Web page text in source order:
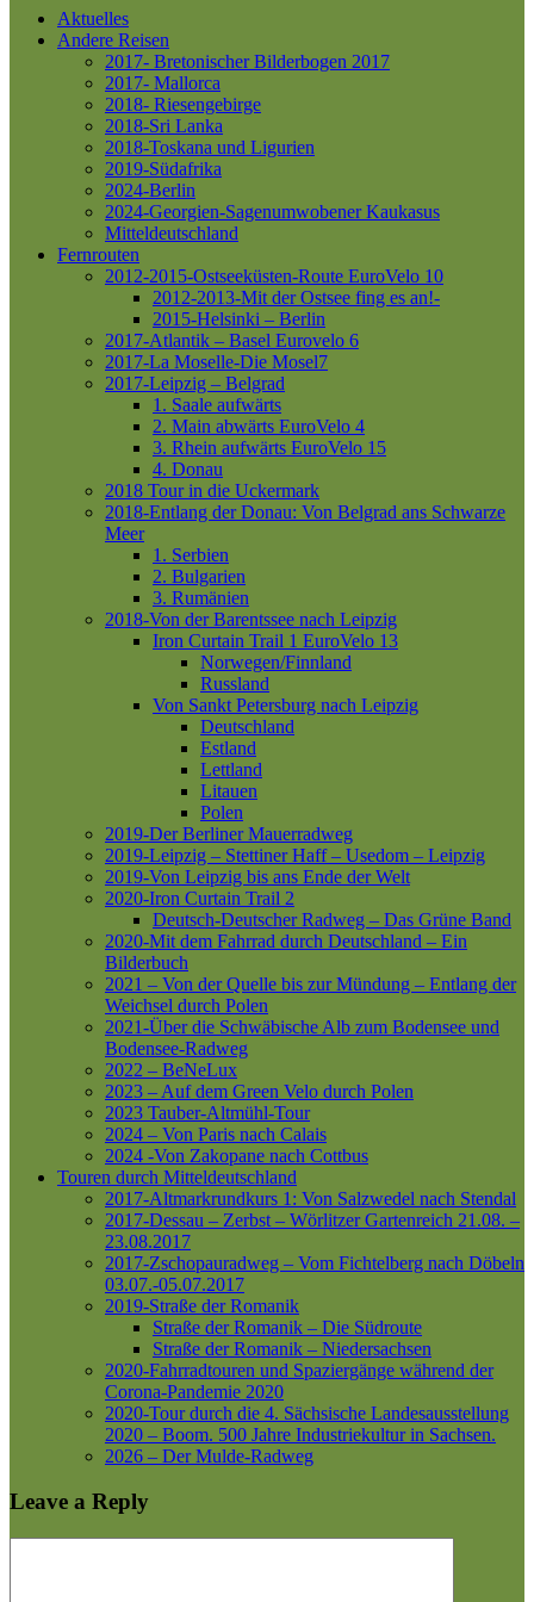
Aktuelles
Andere Reisen
2017- Bretonischer Bilderbogen 2017
2017- Mallorca
2018- Riesengebirge
2018-Sri Lanka
2018-Toskana und Ligurien
2019-Südafrika
2024-Berlin
2024-Georgien-Sagenumwobener Kaukasus
Mitteldeutschland
Fernrouten
2012-2015-Ostseeküsten-Route EuroVelo 10
2012-2013-Mit der Ostsee fing es an!-
2015-Helsinki – Berlin
2017-Atlantik – Basel Eurovelo 6
2017-La Moselle-Die Mosel7
2017-Leipzig – Belgrad
1. Saale aufwärts
2. Main abwärts EuroVelo 4
3. Rhein aufwärts EuroVelo 15
4. Donau
2018 Tour in die Uckermark
2018-Entlang der Donau: Von Belgrad ans Schwarze
Meer
1. Serbien
2. Bulgarien
3. Rumänien
2018-Von der Barentssee nach Leipzig
Iron Curtain Trail 1 EuroVelo 13
Norwegen/Finnland
Russland
Von Sankt Petersburg nach Leipzig
Deutschland
Estland
Lettland
Litauen
Polen
2019-Der Berliner Mauerradweg
2019-Leipzig – Stettiner Haff – Usedom – Leipzig
2019-Von Leipzig bis ans Ende der Welt
2020-Iron Curtain Trail 2
Deutsch-Deutscher Radweg – Das Grüne Band
2020-Mit dem Fahrrad durch Deutschland – Ein
Bilderbuch
2021 – Von der Quelle bis zur Mündung – Entlang der
Weichsel durch Polen
2021-Über die Schwäbische Alb zum Bodensee und
Bodensee-Radweg
2022 – BeNeLux
2023 – Auf dem Green Velo durch Polen
2023 Tauber-Altmühl-Tour
2024 – Von Paris nach Calais
2024 -Von Zakopane nach Cottbus
Touren durch Mitteldeutschland
2017-Altmarkrundkurs 1: Von Salzwedel nach Stendal
2017-Dessau – Zerbst – Wörlitzer Gartenreich 21.08. –
23.08.2017
2017-Zschopauradweg – Vom Fichtelberg nach Döbeln
03.07.-05.07.2017
2019-Straße der Romanik
Straße der Romanik – Die Südroute
Straße der Romanik – Niedersachsen
2020-Fahrradtouren und Spaziergänge während der
Corona-Pandemie 2020
2020-Tour durch die 4. Sächsische Landesausstellung
2020 – Boom. 500 Jahre Industriekultur in Sachsen.
2026 – Der Mulde-Radweg
Leave a Reply